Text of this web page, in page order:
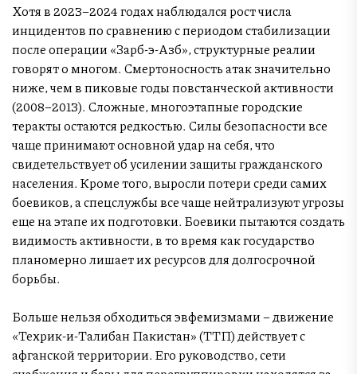
Хотя в 2023–2024 годах наблюдался рост числа
инцидентов по сравнению с периодом стабилизации
после операции «Зарб-э-Азб», структурные реалии
говорят о многом. Смертоносность атак значительно
ниже, чем в пиковые годы повстанческой активности
(2008–2013). Сложные, многоэтапные городские
теракты остаются редкостью. Силы безопасности все
чаще принимают основной удар на себя, что
свидетельствует об усилении защиты гражданского
населения. Кроме того, выросли потери среди самих
боевиков, а спецслужбы все чаще нейтрализуют угрозы
еще на этапе их подготовки. Боевики пытаются создать
видимость активности, в то время как государство
планомерно лишает их ресурсов для долгосрочной
борьбы.
Больше нельзя обходиться эвфемизмами – движение
«Техрик-и-Талибан Пакистан» (ТТП) действует с
афганской территории. Его руководство, сети